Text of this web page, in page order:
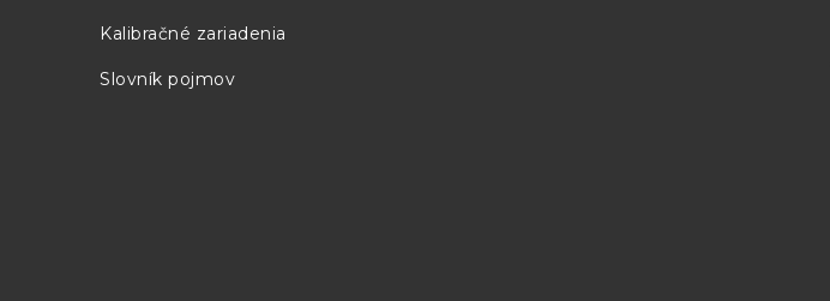
Kalibračné zariadenia
Slovník pojmov